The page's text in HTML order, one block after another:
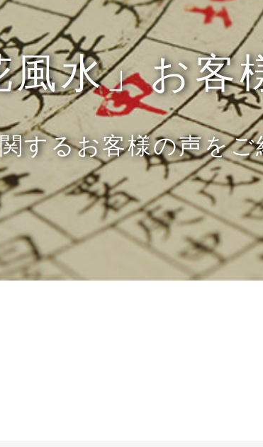
風水」お客
するお客様の声を